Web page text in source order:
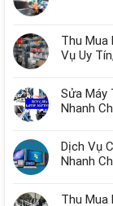
Thu Mua
Vụ Uy
Sửa Máy
Nhanh
Dịch Vụ
Nhanh
Thu Mua